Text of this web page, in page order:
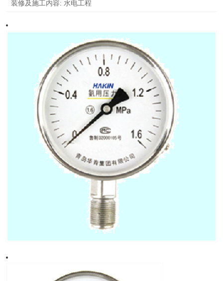
装修及施工内容: 水电工程